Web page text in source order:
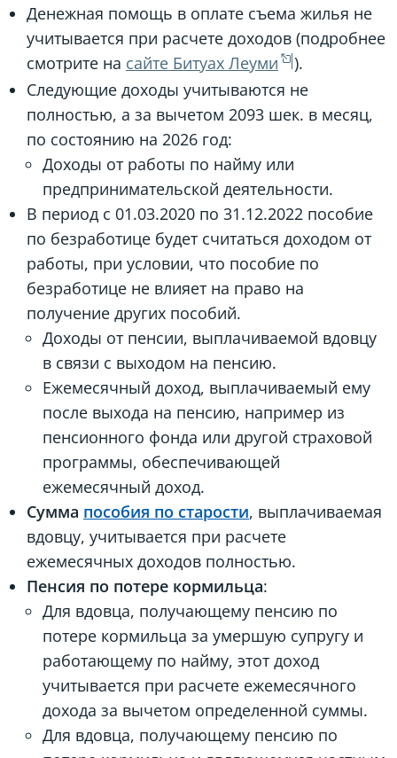
Денежная помощь в оплате съема жилья не
учитывается при расчете доходов (подробнее
смотрите на сайте Битуах Леуми
).
Следующие доходы учитываются не
полностью, а за вычетом 2093 шек. в месяц,
по состоянию на 2026 год:
Доходы от работы по найму или
предпринимательской деятельности.
В период с 01.03.2020 по 31.12.2022 пособие
по безработице будет считаться доходом от
работы, при условии, что пособие по
безработице не влияет на право на
получение других пособий.
Доходы от пенсии, выплачиваемой вдовцу
в связи с выходом на пенсию.
Ежемесячный доход, выплачиваемый ему
после выхода на пенсию, например из
пенсионного фонда или другой страховой
программы, обеспечивающей
ежемесячный доход.
Сумма пособия по старости, выплачиваемая
вдовцу, учитывается при расчете
ежемесячных доходов полностью.
Пенсия по потере кормильца:
Для вдовца, получающему пенсию по
потере кормильца за умершую супругу и
работающему по найму, этот доход
учитывается при расчете ежемесячного
дохода за вычетом определенной суммы.
Для вдовца, получающему пенсию по